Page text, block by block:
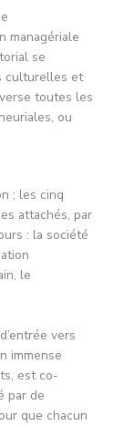
managériale
se
culturelles et
toutes les
ou
; les cinq
attachés, par
: la société
le
vers
immense
est co-
par de
que chacun